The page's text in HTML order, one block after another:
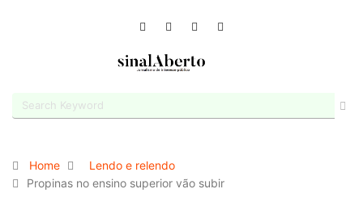
Home
Lendo e relendo
Propinas no ensino superior vão subir